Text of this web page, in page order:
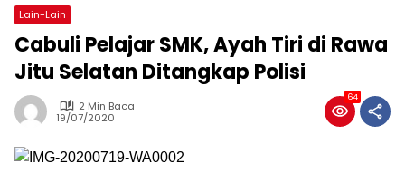
Lain-Lain
Cabuli Pelajar SMK, Ayah Tiri di Rawa
Jitu Selatan Ditangkap Polisi
2 Min Baca
19/07/2020
64